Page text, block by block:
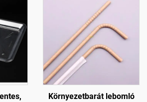
Környezetbarát lebomló